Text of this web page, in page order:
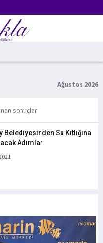
Ağustos 2026
sonuçlar
Belediyesinden Su Kıtlığına
Adımlar